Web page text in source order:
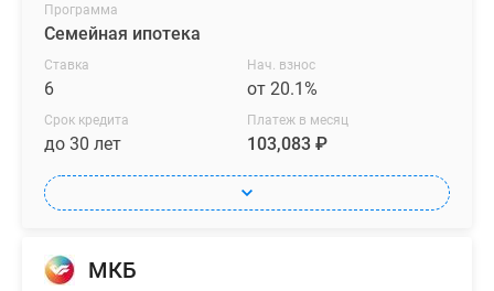
Программа
Семейная ипотека
Ставка
6
Нач. взнос
от 20.1%
Срок кредита
до 30 лет
Платеж в месяц
103,083 ₽
МКБ